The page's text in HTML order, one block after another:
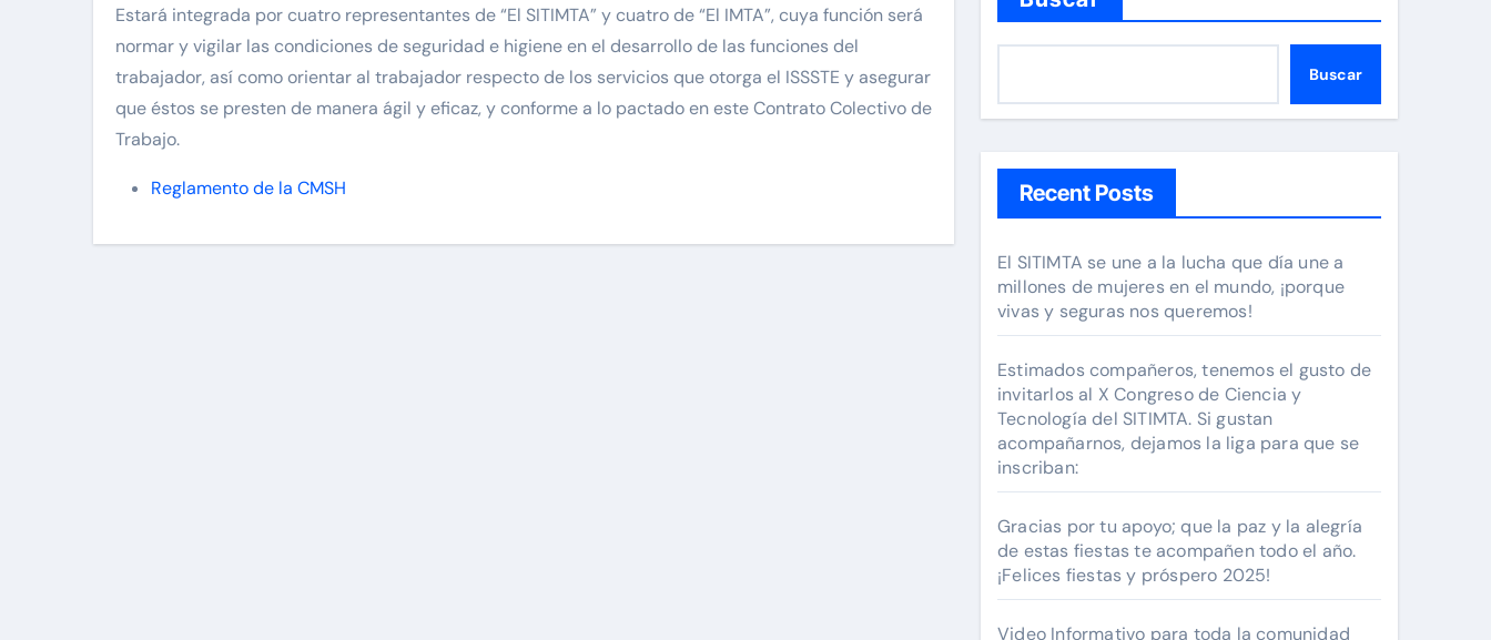
Estará integrada por cuatro representantes de “El SITIMTA” y cuatro de “El IMTA”, cuya función será
normar y vigilar las condiciones de seguridad e higiene en el desarrollo de las funciones del
trabajador, así como orientar al trabajador respecto de los servicios que otorga el ISSSTE y asegurar
que éstos se presten de manera ágil y eficaz, y conforme a lo pactado en este Contrato Colectivo de
Trabajo.
Reglamento de la CMSH
Buscar
Recent Posts
El SITIMTA se une a la lucha que día une a
millones de mujeres en el mundo, ¡porque
vivas y seguras nos queremos!
Estimados compañeros, tenemos el gusto de
invitarlos al X Congreso de Ciencia y
Tecnología del SITIMTA. Si gustan
acompañarnos, dejamos la liga para que se
inscriban:
Gracias por tu apoyo; que la paz y la alegría
de estas fiestas te acompañen todo el año.
¡Felices fiestas y próspero 2025!
Video Informativo para toda la comunidad